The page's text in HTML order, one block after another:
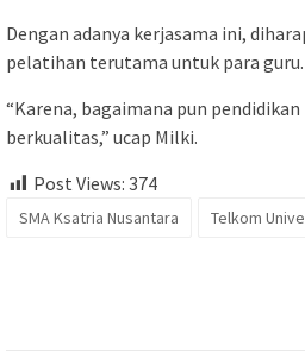
Dengan adanya kerjasama ini,
pelatihan terutama untuk para guru.
“Karena, bagaimana pun
berkualitas,” ucap Milki.
Post Views: 374
SMA Ksatria Nusantara Telkom